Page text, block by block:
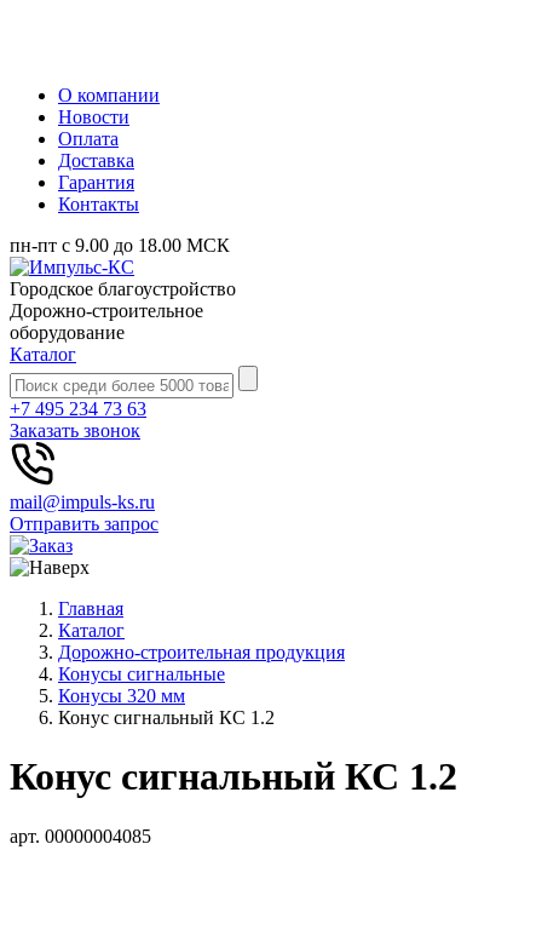
О компании
Новости
Оплата
Доставка
Гарантия
Контакты
пн-пт с 9.00 до 18.00 МСК
Городское благоустройство
Дорожно-строительное
оборудование
Каталог
+7 495 234 73 63
Заказать звонок
mail@impuls-ks.ru
Отправить запрос
Главная
Каталог
Дорожно-строительная продукция
Конусы сигнальные
Конусы 320 мм
Конус сигнальный КС 1.2
Конус сигнальный КС 1.2
арт. 00000004085